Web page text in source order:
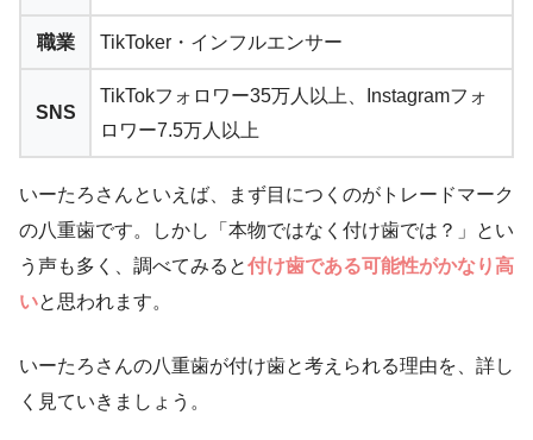
職業 TikToker・インフルエンサー
SNS
TikTokフォロワー35万人以上、Instagramフォ
ロワー7.5万人以上
いーたろさんといえば、まず目につくのがトレードマーク
の八重歯です。しかし「本物ではなく付け歯では？」とい
う声も多く、調べてみると付け歯である可能性がかなり高
いと思われます。
いーたろさんの八重歯が付け歯と考えられる理由を、詳し
く見ていきましょう。